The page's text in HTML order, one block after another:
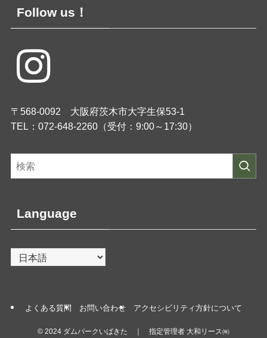
Follow us！
〒568-0092 大阪府茨木市大字生保53-1
TEL：072-648-2260（受付：9:00～17:30）
Language
よくある質問 お問い合わせ アクセシビリティ方針について
© 2024 ダムパークいばきた ｜ 指定管理者 大和リース㈱